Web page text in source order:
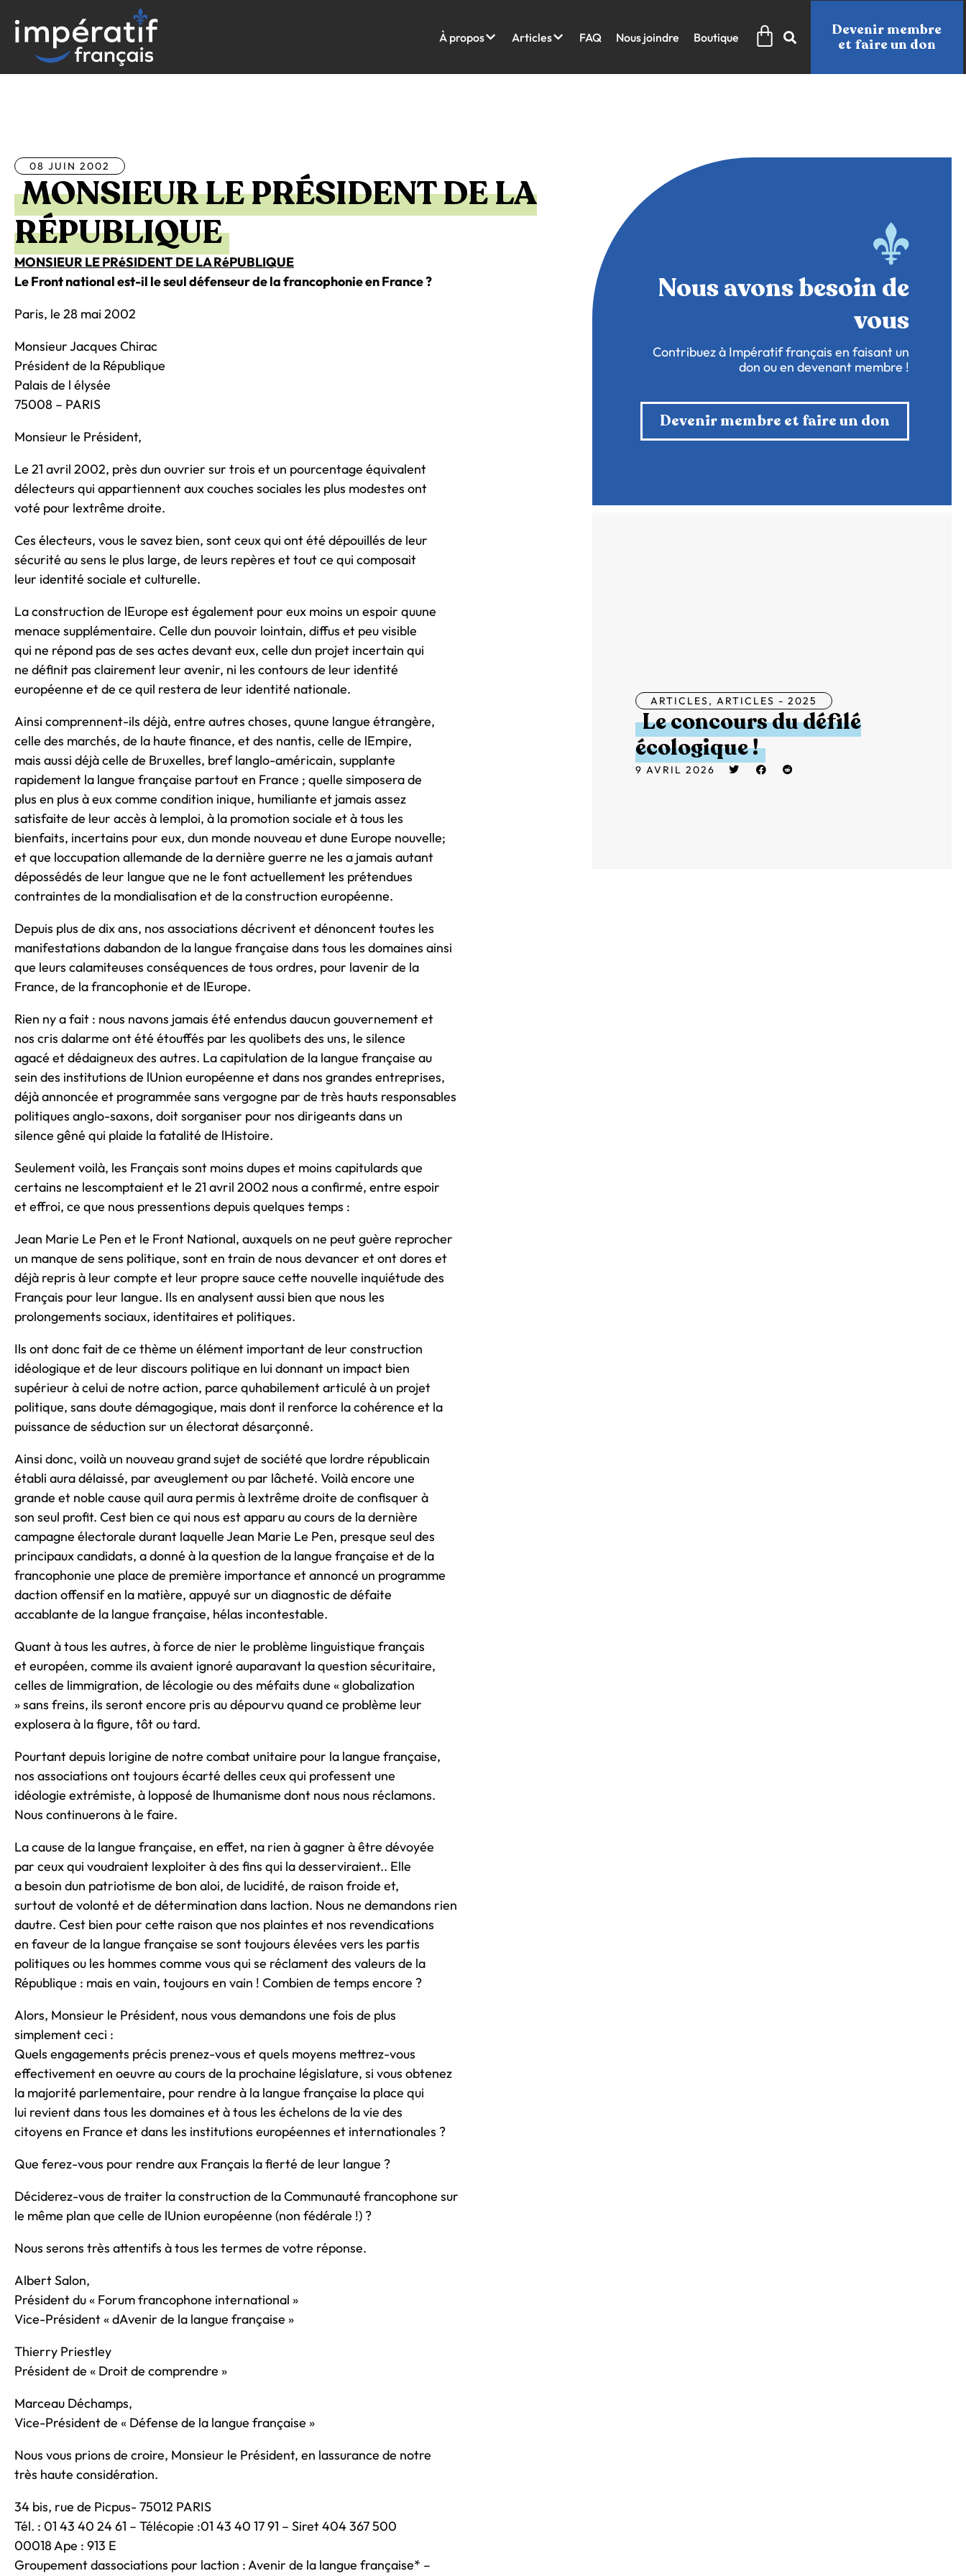
contenu
À propos Articles FAQ Nous joindre Boutique Panier
Devenir membre
et faire un don
08 JUIN 2002
MONSIEUR LE PRÉSIDENT DE LA
RÉPUBLIQUE
MONSIEUR LE PRéSIDENT DE LA RéPUBLIQUE
Le Front national est-il le seul défenseur de la francophonie en France ?
Paris, le 28 mai 2002
Monsieur Jacques Chirac
Président de la République
Palais de l élysée
75008 – PARIS
Monsieur le Président,
Le 21 avril 2002, près dun ouvrier sur trois et un pourcentage équivalent
délecteurs qui appartiennent aux couches sociales les plus modestes ont
voté pour lextrême droite.
Ces électeurs, vous le savez bien, sont ceux qui ont été dépouillés de leur
sécurité au sens le plus large, de leurs repères et tout ce qui composait
leur identité sociale et culturelle.
La construction de lEurope est également pour eux moins un espoir quune
menace supplémentaire. Celle dun pouvoir lointain, diffus et peu visible
qui ne répond pas de ses actes devant eux, celle dun projet incertain qui
ne définit pas clairement leur avenir, ni les contours de leur identité
européenne et de ce quil restera de leur identité nationale.
Ainsi comprennent-ils déjà, entre autres choses, quune langue étrangère,
celle des marchés, de la haute finance, et des nantis, celle de lEmpire,
mais aussi déjà celle de Bruxelles, bref langlo-américain, supplante
rapidement la langue française partout en France ; quelle simposera de
plus en plus à eux comme condition inique, humiliante et jamais assez
satisfaite de leur accès à lemploi, à la promotion sociale et à tous les
bienfaits, incertains pour eux, dun monde nouveau et dune Europe nouvelle;
et que loccupation allemande de la dernière guerre ne les a jamais autant
dépossédés de leur langue que ne le font actuellement les prétendues
contraintes de la mondialisation et de la construction européenne.
Depuis plus de dix ans, nos associations décrivent et dénoncent toutes les
manifestations dabandon de la langue française dans tous les domaines ainsi
que leurs calamiteuses conséquences de tous ordres, pour lavenir de la
France, de la francophonie et de lEurope.
Rien ny a fait : nous navons jamais été entendus daucun gouvernement et
nos cris dalarme ont été étouffés par les quolibets des uns, le silence
agacé et dédaigneux des autres. La capitulation de la langue française au
sein des institutions de lUnion européenne et dans nos grandes entreprises,
déjà annoncée et programmée sans vergogne par de très hauts responsables
politiques anglo-saxons, doit sorganiser pour nos dirigeants dans un
silence gêné qui plaide la fatalité de lHistoire.
Seulement voilà, les Français sont moins dupes et moins capitulards que
certains ne lescomptaient et le 21 avril 2002 nous a confirmé, entre espoir
et effroi, ce que nous pressentions depuis quelques temps :
Jean Marie Le Pen et le Front National, auxquels on ne peut guère reprocher
un manque de sens politique, sont en train de nous devancer et ont dores et
déjà repris à leur compte et leur propre sauce cette nouvelle inquiétude des
Français pour leur langue. Ils en analysent aussi bien que nous les
prolongements sociaux, identitaires et politiques.
Ils ont donc fait de ce thème un élément important de leur construction
idéologique et de leur discours politique en lui donnant un impact bien
supérieur à celui de notre action, parce quhabilement articulé à un projet
politique, sans doute démagogique, mais dont il renforce la cohérence et la
puissance de séduction sur un électorat désarçonné.
Ainsi donc, voilà un nouveau grand sujet de société que lordre républicain
établi aura délaissé, par aveuglement ou par lâcheté. Voilà encore une
grande et noble cause quil aura permis à lextrême droite de confisquer à
son seul profit. Cest bien ce qui nous est apparu au cours de la dernière
campagne électorale durant laquelle Jean Marie Le Pen, presque seul des
principaux candidats, a donné à la question de la langue française et de la
francophonie une place de première importance et annoncé un programme
daction offensif en la matière, appuyé sur un diagnostic de défaite
accablante de la langue française, hélas incontestable.
Quant à tous les autres, à force de nier le problème linguistique français
et européen, comme ils avaient ignoré auparavant la question sécuritaire,
celles de limmigration, de lécologie ou des méfaits dune « globalization
» sans freins, ils seront encore pris au dépourvu quand ce problème leur
explosera à la figure, tôt ou tard.
Pourtant depuis lorigine de notre combat unitaire pour la langue française,
nos associations ont toujours écarté delles ceux qui professent une
idéologie extrémiste, à lopposé de lhumanisme dont nous nous réclamons.
Nous continuerons à le faire.
La cause de la langue française, en effet, na rien à gagner à être dévoyée
par ceux qui voudraient lexploiter à des fins qui la desserviraient.. Elle
a besoin dun patriotisme de bon aloi, de lucidité, de raison froide et,
surtout de volonté et de détermination dans laction. Nous ne demandons rien
dautre. Cest bien pour cette raison que nos plaintes et nos revendications
en faveur de la langue française se sont toujours élevées vers les partis
politiques ou les hommes comme vous qui se réclament des valeurs de la
République : mais en vain, toujours en vain ! Combien de temps encore ?
Alors, Monsieur le Président, nous vous demandons une fois de plus
simplement ceci :
Quels engagements précis prenez-vous et quels moyens mettrez-vous
effectivement en oeuvre au cours de la prochaine législature, si vous obtenez
la majorité parlementaire, pour rendre à la langue française la place qui
lui revient dans tous les domaines et à tous les échelons de la vie des
citoyens en France et dans les institutions européennes et internationales ?
Que ferez-vous pour rendre aux Français la fierté de leur langue ?
Déciderez-vous de traiter la construction de la Communauté francophone sur
le même plan que celle de lUnion européenne (non fédérale !) ?
Nous serons très attentifs à tous les termes de votre réponse.
Albert Salon,
Président du « Forum francophone international »
Vice-Président « dAvenir de la langue française »
Thierry Priestley
Président de « Droit de comprendre »
Marceau Déchamps,
Vice-Président de « Défense de la langue française »
Nous vous prions de croire, Monsieur le Président, en lassurance de notre
très haute considération.
34 bis, rue de Picpus- 75012 PARIS
Tél. : 01 43 40 24 61 – Télécopie :01 43 40 17 91 – Siret 404 367 500
00018 Ape : 913 E
Groupement dassociations pour laction : Avenir de la langue française* –
Nous avons besoin de
vous
Contribuez à Impératif français en faisant un
don ou en devenant membre !
Devenir membre et faire un don
ARTICLES, ARTICLES - 2025
Le concours du défilé
écologique !
9 AVRIL 2026